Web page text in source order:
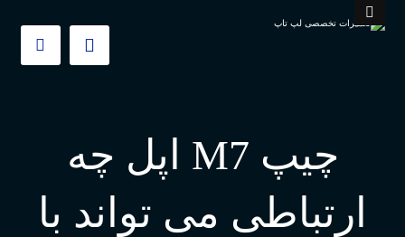
چیپ M7 اپل چه
ارتباطی می تواند با